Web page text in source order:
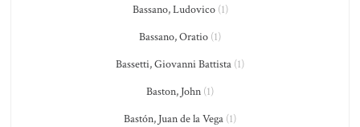
Bassano, Ludovico(1)
Bassano, Oratio (1)
Bassetti, Giovanni Battista (1)
Baston, John (1)
Bastón, Juan de la Vega (1)